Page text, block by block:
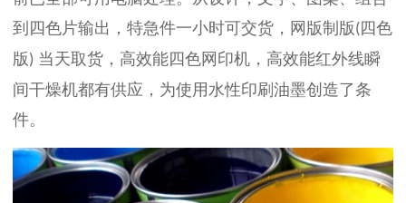
到四色片输出，特急件一小时可交货，网版制版(四色
版) 当天取货，高效能四色网印机，高效能红外线瞬
间干燥机都有供应，为使用水性印刷油墨创造了条
件。